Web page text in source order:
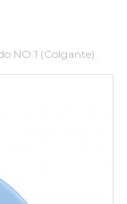
NO:1 (Colgante)